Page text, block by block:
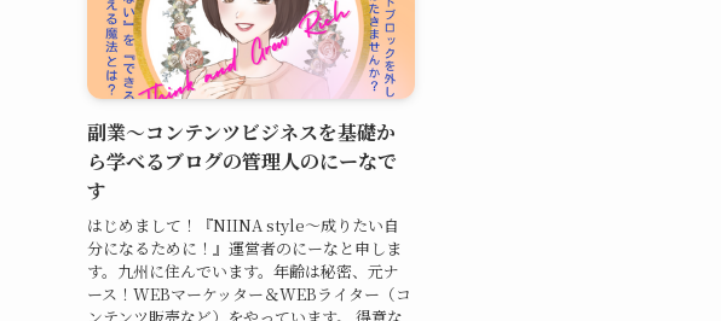
副業～コンテンツビジネスを基礎か
ら学べるブログの管理人のにーなで
す
はじめまして！『NIINA style～成りたい自
分になるために！』運営者のにーなと申しま
す。九州に住んでいます。年齢は秘密、元ナ
ース！WEBマーケッター＆WEBライター（コ
ンテンツ販売など）をやっています。 得意な